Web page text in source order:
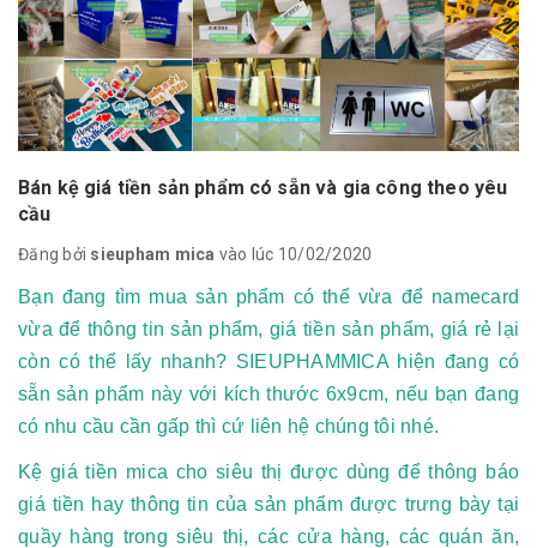
Bán kệ giá tiền sản phẩm có sẵn và gia công theo yêu
cầu
Đăng bởi sieupham mica vào lúc 10/02/2020
Bạn đang tìm mua sản phẩm có thể vừa để namecard
vừa để thông tin sản phẩm, giá tiền sản phẩm, giá rẻ lại
còn có thể lấy nhanh? SIEUPHAMMICA hiện đang có
sẵn sản phẩm này với kích thước 6x9cm, nếu bạn đang
có nhu cầu cần gấp thì cứ liên hệ chúng tôi nhé.
Kệ giá tiền mica cho siêu thị được dùng để thông báo
giá tiền hay thông tin của sản phẩm được trưng bày tại
quầy hàng trong siêu thị, các cửa hàng, các quán ăn,